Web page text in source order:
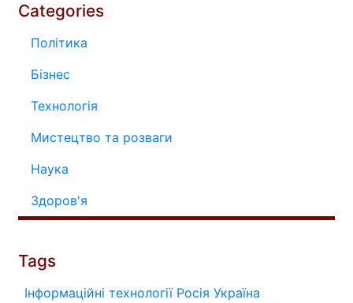
Categories
Політика
Бізнес
Технологія
Мистецтво та розваги
Наука
Здоров'я
Tags
Інформаційні технології Росія Україна